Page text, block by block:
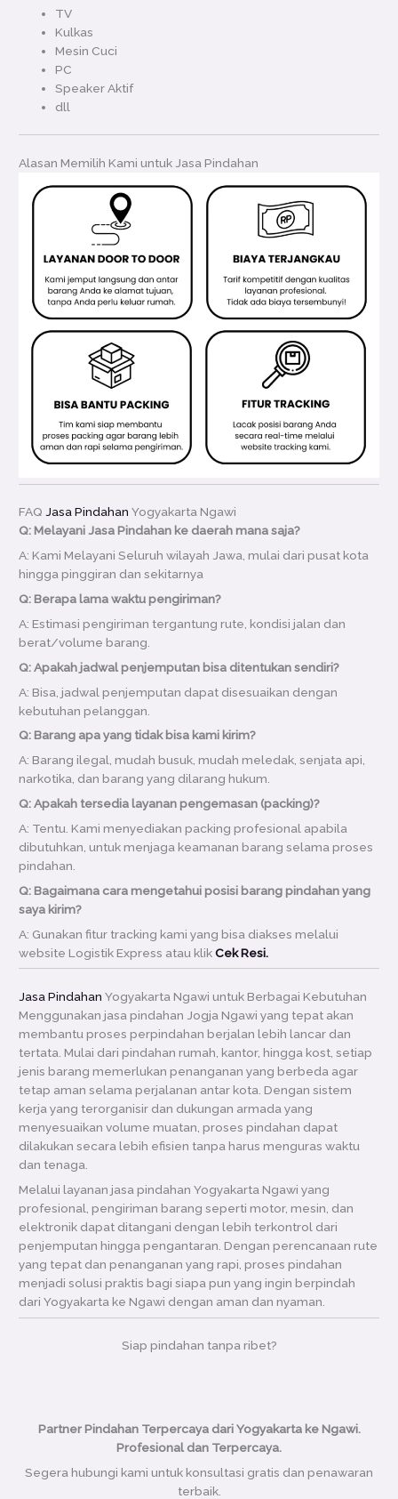
TV
Kulkas
Mesin Cuci
PC
Speaker Aktif
dll
Alasan Memilih Kami untuk Jasa Pindahan
FAQJasa Pindahan Yogyakarta Ngawi
Q: Melayani Jasa Pindahan ke daerah mana saja?
A: Kami Melayani Seluruh wilayah Jawa, mulai dari pusat kota
hingga pinggiran dan sekitarnya
Q: Berapa lama waktu pengiriman?
A: Estimasi pengiriman tergantung rute, kondisi jalan dan
berat/volume barang.
Q: Apakah jadwal penjemputan bisa ditentukan sendiri?
A: Bisa, jadwal penjemputan dapat disesuaikan dengan
kebutuhan pelanggan.
Q: Barang apa yang tidak bisa kami kirim?
A: Barang ilegal, mudah busuk, mudah meledak, senjata api,
narkotika, dan barang yang dilarang hukum.
Q: Apakah tersedia layanan pengemasan (packing)?
A: Tentu. Kami menyediakan packing profesional apabila
dibutuhkan, untuk menjaga keamanan barang selama proses
pindahan.
Q: Bagaimana cara mengetahui posisi barang pindahan yang
saya kirim?
A: Gunakan fitur tracking kami yang bisa diakses melalui
website Logistik Express atau klikCek Resi.
Jasa Pindahan Yogyakarta Ngawi untuk Berbagai Kebutuhan
Menggunakan jasa pindahan Jogja Ngawi yang tepat akan
membantu proses perpindahan berjalan lebih lancar dan
tertata. Mulai dari pindahan rumah, kantor, hingga kost, setiap
jenis barang memerlukan penanganan yang berbeda agar
tetap aman selama perjalanan antar kota. Dengan sistem
kerja yang terorganisir dan dukungan armada yang
menyesuaikan volume muatan, proses pindahan dapat
dilakukan secara lebih efisien tanpa harus menguras waktu
dan tenaga.
Melalui layanan jasa pindahan Yogyakarta Ngawi yang
profesional, pengiriman barang seperti motor, mesin, dan
elektronik dapat ditangani dengan lebih terkontrol dari
penjemputan hingga pengantaran. Dengan perencanaan rute
yang tepat dan penanganan yang rapi, proses pindahan
menjadi solusi praktis bagi siapa pun yang ingin berpindah
dari Yogyakarta ke Ngawi dengan aman dan nyaman.
Siap pindahan tanpa ribet?
Partner Pindahan Terpercaya dari Yogyakarta ke Ngawi.
Profesional dan Terpercaya.
Segera hubungi kami untuk konsultasi gratis dan penawaran
terbaik.